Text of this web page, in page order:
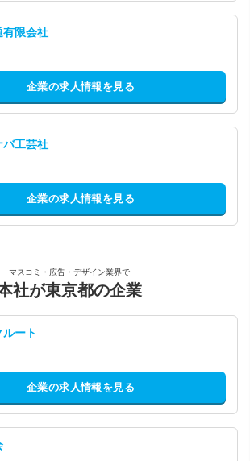
有限会社
企業の求人情報を見る
バ工芸社
企業の求人情報を見る
マスコミ・広告・デザイン業界で
社が東京都の企業
ート
企業の求人情報を見る